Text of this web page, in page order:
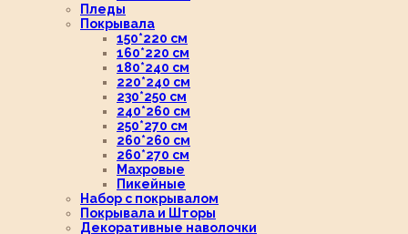
Пледы
Покрывала
150*220 см
160*220 см
180*240 см
220*240 см
230*250 см
240*260 см
250*270 см
260*260 см
260*270 см
Махровые
Пикейные
Набор с покрывалом
Покрывала и Шторы
Декоративные наволочки